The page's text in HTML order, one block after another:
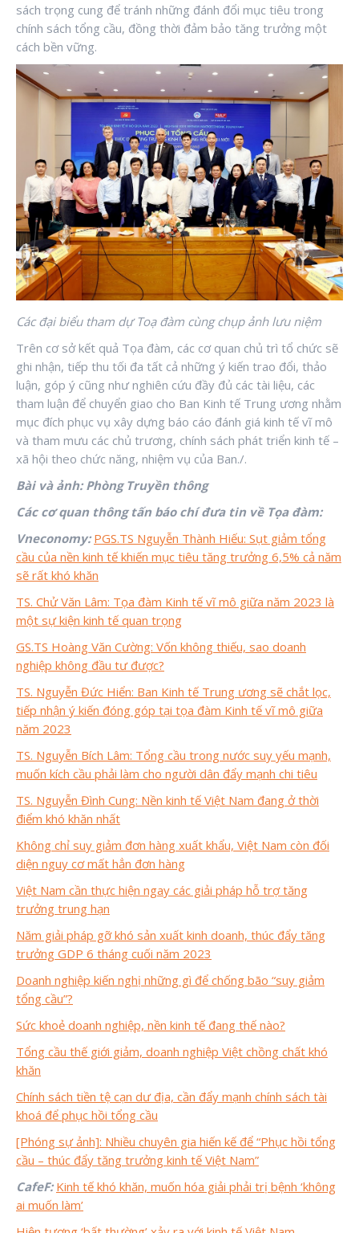
sách trọng cung để tránh những đánh đổi mục tiêu trong
chính sách tổng cầu, đồng thời đảm bảo tăng trưởng một
cách bền vững.
Các đại biểu tham dự Toạ đàm cùng chụp ảnh lưu niệm
Trên cơ sở kết quả Tọa đàm, các cơ quan chủ trì tổ chức sẽ
ghi nhận, tiếp thu tối đa tất cả những ý kiến trao đổi, thảo
luận, góp ý cũng như nghiên cứu đầy đủ các tài liệu, các
tham luận để chuyển giao cho Ban Kinh tế Trung ương nhằm
mục đích phục vụ xây dựng báo cáo đánh giá kinh tế vĩ mô
và tham mưu các chủ trương, chính sách phát triển kinh tế –
xã hội theo chức năng, nhiệm vụ của Ban./.
Bài và ảnh: Phòng Truyền thông
Các cơ quan thông tấn báo chí đưa tin về Tọa đàm:
Vneconomy:PGS.TS Nguyễn Thành Hiếu: Sụt giảm tổng
cầu của nền kinh tế khiến mục tiêu tăng trưởng 6,5% cả năm
sẽ rất khó khăn
TS. Chử Văn Lâm: Tọa đàm Kinh tế vĩ mô giữa năm 2023 là
một sự kiện kinh tế quan trọng
GS.TS Hoàng Văn Cường: Vốn không thiếu, sao doanh
nghiệp không đầu tư được?
TS. Nguyễn Đức Hiển: Ban Kinh tế Trung ương sẽ chắt lọc,
tiếp nhận ý kiến đóng góp tại tọa đàm Kinh tế vĩ mô giữa
năm 2023
TS. Nguyễn Bích Lâm: Tổng cầu trong nước suy yếu mạnh,
muốn kích cầu phải làm cho người dân đẩy mạnh chi tiêu
TS. Nguyễn Đình Cung: Nền kinh tế Việt Nam đang ở thời
điểm khó khăn nhất
Không chỉ suy giảm đơn hàng xuất khẩu, Việt Nam còn đối
diện nguy cơ mất hẳn đơn hàng
Việt Nam cần thực hiện ngay các giải pháp hỗ trợ tăng
trưởng trung hạn
Năm giải pháp gỡ khó sản xuất kinh doanh, thúc đẩy tăng
trưởng GDP 6 tháng cuối năm 2023
Doanh nghiệp kiến nghị những gì để chống bão “suy giảm
tổng cầu”?
Sức khoẻ doanh nghiệp, nền kinh tế đang thế nào?
Tổng cầu thế giới giảm, doanh nghiệp Việt chồng chất khó
khăn
Chính sách tiền tệ cạn dư địa, cần đẩy mạnh chính sách tài
khoá để phục hồi tổng cầu
[Phóng sự ảnh]: Nhiều chuyên gia hiến kế để “Phục hồi tổng
cầu – thúc đẩy tăng trưởng kinh tế Việt Nam”
CafeF: Kinh tế khó khăn, muốn hóa giải phải trị bệnh ‘không
ai muốn làm’